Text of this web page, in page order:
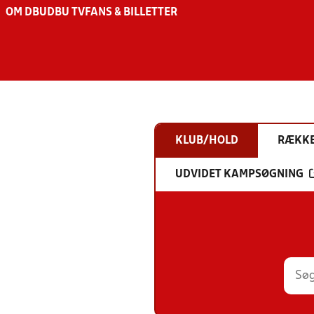
OM DBU DBU TV FANS & BILLETTER
KLUB/HOLD
UDVIDET KAMPSØGNING